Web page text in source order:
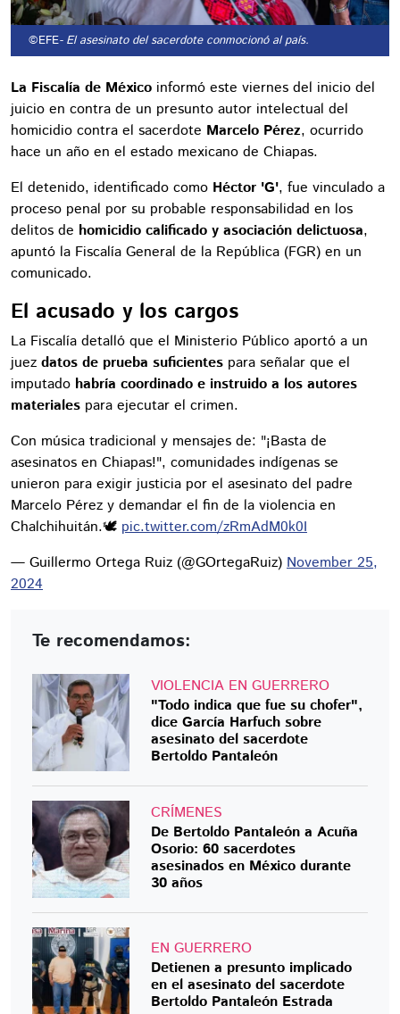
©EFE- El asesinato del sacerdote conmocionó al país.
La Fiscalía de México informó este viernes del inicio del
juicio en contra de un presunto autor intelectual del
homicidio contra el sacerdote Marcelo Pérez, ocurrido
hace un año en el estado mexicano de Chiapas.
El detenido, identificado como Héctor 'G', fue vinculado a
proceso penal por su probable responsabilidad en los
delitos de homicidio calificado y asociación delictuosa,
apuntó la Fiscalía General de la República (FGR) en un
comunicado.
El acusado y los cargos
La Fiscalía detalló que el Ministerio Público aportó a un
juez datos de prueba suficientes para señalar que el
imputado habría coordinado e instruido a los autores
materiales para ejecutar el crimen.
Con música tradicional y mensajes de: "¡Basta de
asesinatos en Chiapas!", comunidades indígenas se
unieron para exigir justicia por el asesinato del padre
Marcelo Pérez y demandar el fin de la violencia en
Chalchihuitán.🕊️ pic.twitter.com/zRmAdM0k0I
— Guillermo Ortega Ruiz (@GOrtegaRuiz) November 25,
2024
Te recomendamos:
VIOLENCIA EN GUERRERO
"Todo indica que fue su chofer",
dice García Harfuch sobre
asesinato del sacerdote
Bertoldo Pantaleón
CRÍMENES
De Bertoldo Pantaleón a Acuña
Osorio: 60 sacerdotes
asesinados en México durante
30 años
EN GUERRERO
Detienen a presunto implicado
en el asesinato del sacerdote
Bertoldo Pantaleón Estrada